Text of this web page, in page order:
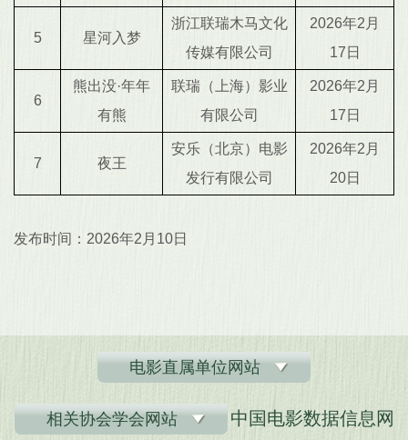
5 星河入梦
浙江联瑞木马文化
传媒有限公司
2026年2月
17日
6
熊出没·年年
有熊
联瑞（上海）影业
有限公司
2026年2月
17日
7 夜王
安乐（北京）电影
发行有限公司
2026年2月
20日
发布时间：2026年2月10日
电影直属单位网站
相关协会学会网站 中国电影数据信息网